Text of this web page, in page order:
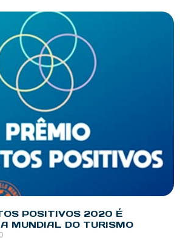
POSITIVOS 2020 É
MUNDIAL DO TURISMO